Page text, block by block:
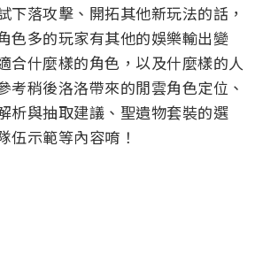
下落攻擊、開拓其他新玩法的話，
色多的玩家有其他的娛樂輸出變
合什麼樣的角色，以及什麼樣的人
考稍後洛洛帶來的閒雲角色定位、
析與抽取建議、聖遺物套裝的選
伍示範等內容唷！